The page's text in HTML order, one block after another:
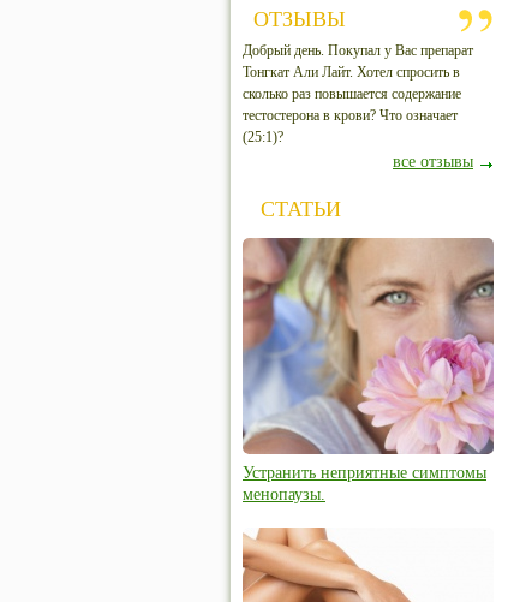
ОТЗЫВЫ
Добрый день. Покупал у Вас препарат
Тонгкат Али Лайт. Хотел спросить в
сколько раз повышается содержание
тестостерона в крови? Что означает
(25:1)?
все отзывы
СТАТЬИ
Устранить неприятные симптомы
менопаузы.